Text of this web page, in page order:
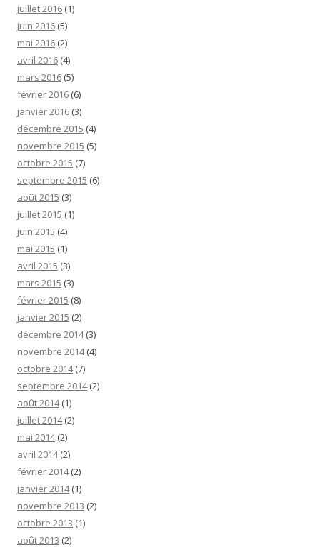
juillet 2016 (1)
juin 2016 (5)
mai 2016 (2)
avril 2016 (4)
mars 2016 (5)
février 2016 (6)
janvier 2016 (3)
décembre 2015 (4)
novembre 2015 (5)
octobre 2015 (7)
septembre 2015 (6)
août 2015 (3)
juillet 2015 (1)
juin 2015 (4)
mai 2015 (1)
avril 2015 (3)
mars 2015 (3)
février 2015 (8)
janvier 2015 (2)
décembre 2014(3)
novembre 2014(4)
octobre 2014(7)
septembre 2014(2)
août 2014(1)
juillet 2014(2)
mai 2014(2)
avril 2014(2)
février 2014(2)
janvier 2014(1)
novembre 2013 (2)
octobre 2013 (1)
août 2013 (2)